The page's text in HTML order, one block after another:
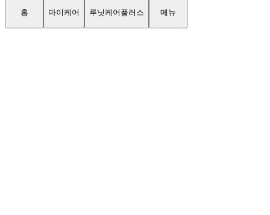
홈 마이케어 루닛케어플러스 메뉴